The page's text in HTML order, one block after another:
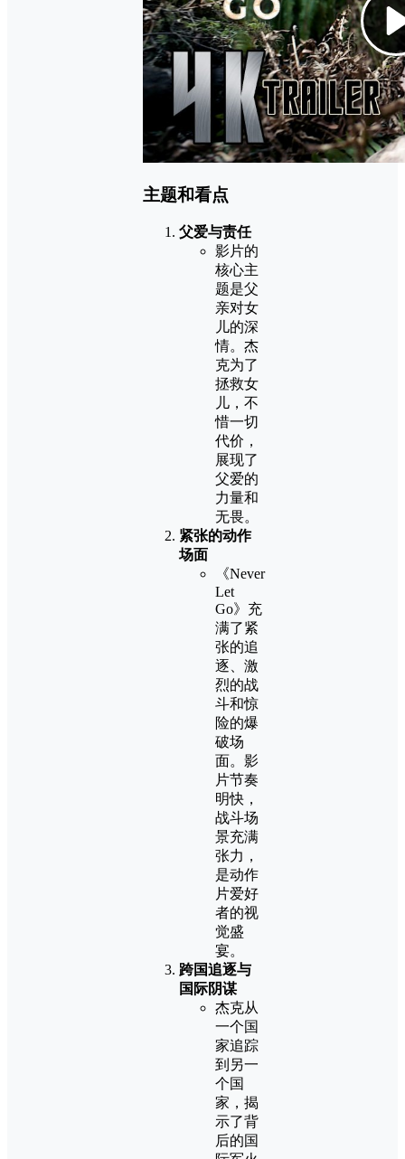
主题和看点
父爱与责任
影片的
核心主
题是父
亲对女
儿的深
情。杰
克为了
拯救女
儿，不
惜一切
代价，
展现了
父爱的
力量和
无畏。
紧张的动作
场面
《Never
Let
Go》充
满了紧
张的追
逐、激
烈的战
斗和惊
险的爆
破场
面。影
片节奏
明快，
战斗场
景充满
张力，
是动作
片爱好
者的视
觉盛
宴。
跨国追逐与
国际阴谋
杰克从
一个国
家追踪
到另一
个国
家，揭
示了背
后的国